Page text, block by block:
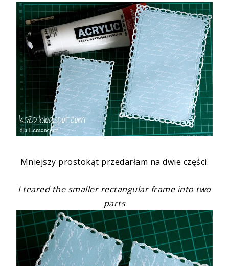
Mniejszy prostokąt przedarłam na dwie części.
I teared the smaller rectangular frame into two
parts